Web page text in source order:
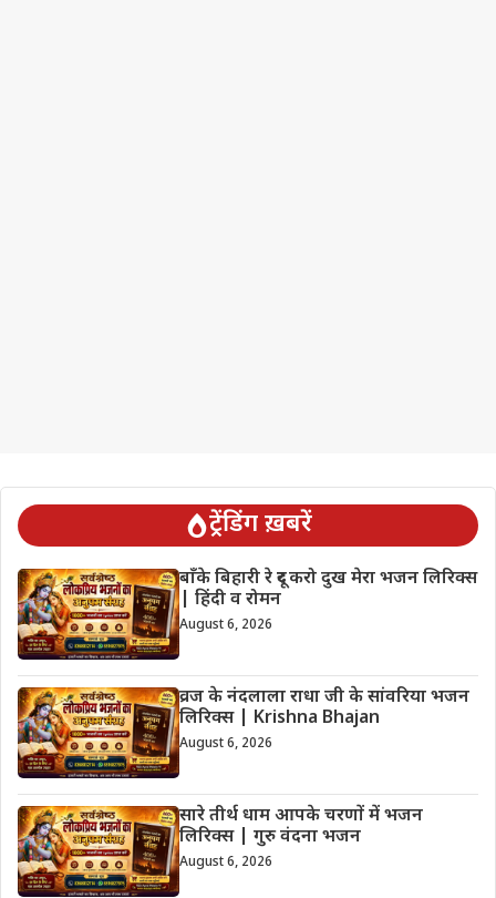
ट्रेंडिंग ख़बरें
बाँके बिहारी रे दूर करो दुख मेरा भजन लिरिक्स
| हिंदी व रोमन
August 6, 2026
व्रज के नंदलाला राधा जी के सांवरिया भजन
लिरिक्स | Krishna Bhajan
August 6, 2026
सारे तीर्थ धाम आपके चरणों में भजन
लिरिक्स | गुरु वंदना भजन
August 6, 2026